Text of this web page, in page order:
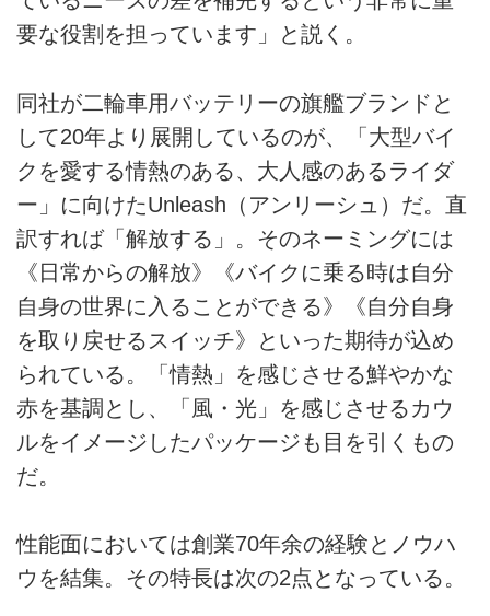
要な役割を担っています」と説く。
同社が二輪車用バッテリーの旗艦ブランドと
して20年より展開しているのが、「大型バイ
クを愛する情熱のある、大人感のあるライダ
ー」に向けたUnleash（アンリーシュ）だ。直
訳すれば「解放する」。そのネーミングには
《日常からの解放》《バイクに乗る時は自分
自身の世界に入ることができる》《自分自身
を取り戻せるスイッチ》といった期待が込め
られている。「情熱」を感じさせる鮮やかな
赤を基調とし、「風・光」を感じさせるカウ
ルをイメージしたパッケージも目を引くもの
だ。
性能面においては創業70年余の経験とノウハ
ウを結集。その特長は次の2点となっている。